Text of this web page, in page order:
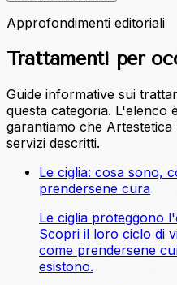
Approfondimenti editoriali
Trattamenti per
Guide informative sui
questa categoria. L'elenco
garantiamo che Artestetica
servizi descritti.
Le ciglia: cosa sono,
prendersene cura
Le ciglia proteggono
Scopri il loro ciclo di
come prendersene
esistono.